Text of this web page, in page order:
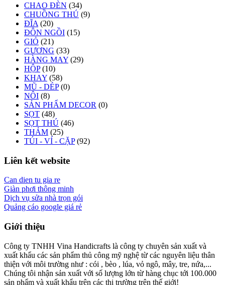
CHAO ĐÈN (34)
CHUỒNG THÚ (9)
ĐĨA (20)
ĐÔN NGỒI (15)
GIỎ (21)
GƯƠNG (33)
HÀNG MAY (29)
HỘP (10)
KHAY (58)
MŨ - DÉP (0)
NÔI (8)
SẢN PHẨM DECOR (0)
SỌT (48)
SỌT THÚ (46)
THẢM (25)
TÚI - VÍ - CẶP (92)
Liên kết website
Can dien tu gia re
Giàn phơi thông minh
Dịch vụ sửa nhà trọn gói
Quảng cáo google giá rẻ
Giới thiệu
Công ty TNHH Vina Handicrafts là công ty chuyên sản xuất và
xuất khẩu các sản phẩm thủ công mỹ nghệ từ các nguyên liệu thân
thiện với môi trường như : cói , bèo , lúa, vỏ ngô, mây, tre, nứa,...
Chúng tôi nhận sản xuất với số lượng lớn từ hàng chục tới 100.000
sản phẩm và xuất khẩu trên các thị trường trên thế giới!